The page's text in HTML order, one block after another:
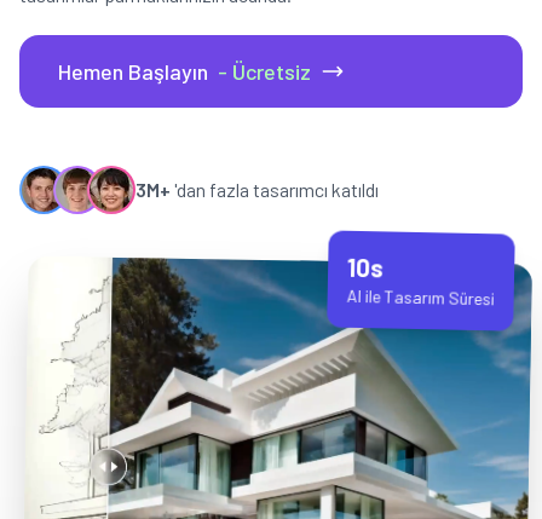
Hemen Başlayın - Ücretsiz
3M+ 'dan fazla tasarımcı katıldı
10s
AI ile Tasarım Süresi